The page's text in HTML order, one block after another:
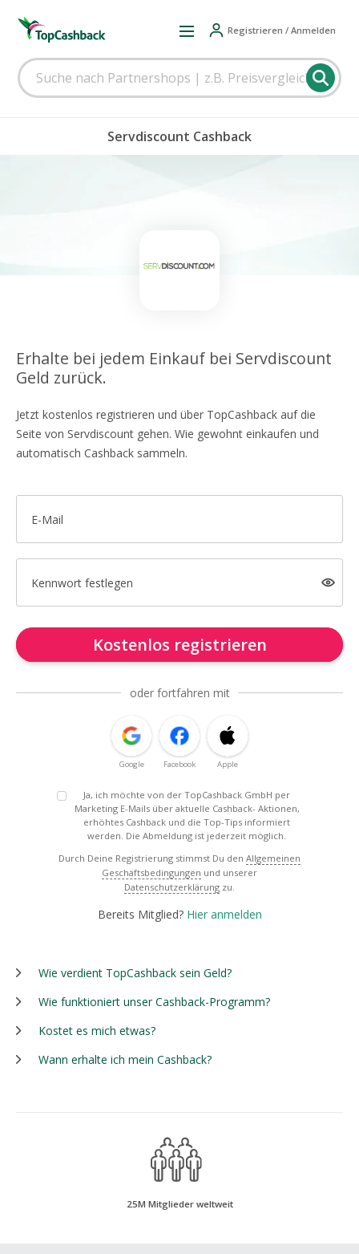
Registrieren / Anmelden
Servdiscount Cashback
Erhalte bei jedem Einkauf bei Servdiscount
Geld zurück.
Jetzt kostenlos registrieren und über TopCashback auf die
Seite von Servdiscount gehen. Wie gewohnt einkaufen und
automatisch Cashback sammeln.
E-Mail
Kennwort festlegen
Kostenlos registrieren
oder fortfahren mit
Google Facebook Apple
Ja, ich möchte von der TopCashback GmbH per
Marketing E-Mails über aktuelle Cashback- Aktionen,
erhöhtes Cashback und die Top-Tips informiert
werden. Die Abmeldung ist jederzeit möglich.
Durch Deine Registrierung stimmst Du den Allgemeinen
Geschäftsbedingungen und unserer
Datenschutzerklärung zu.
Bereits Mitglied? Hier anmelden
Wie verdient TopCashback sein Geld?
Wie funktioniert unser Cashback-Programm?
Kostet es mich etwas?
Wann erhalte ich mein Cashback?
25M Mitglieder weltweit